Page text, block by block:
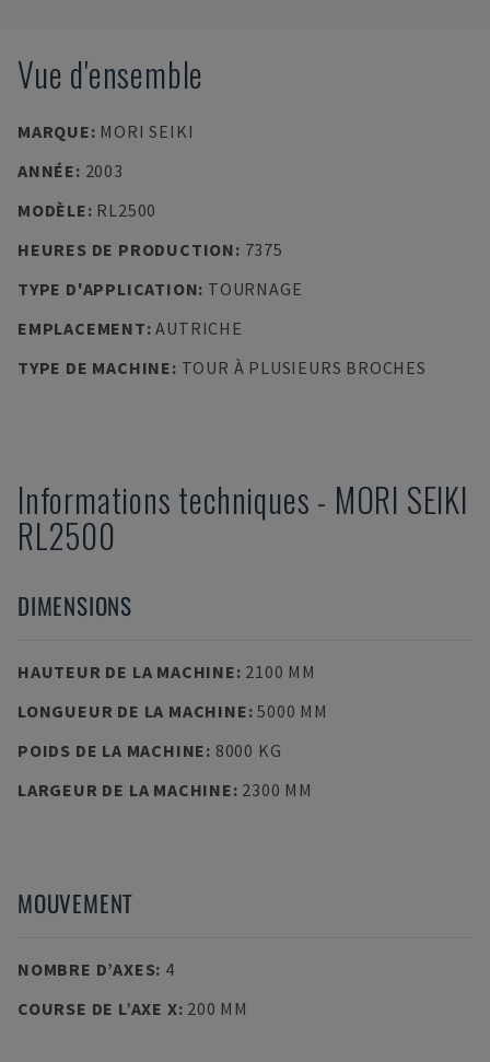
Vue d'ensemble
MARQUE: MORI SEIKI
ANNÉE: 2003
MODÈLE: RL2500
HEURES DE PRODUCTION: 7375
TYPE D'APPLICATION: TOURNAGE
EMPLACEMENT:AUTRICHE
TYPE DE MACHINE: TOUR À PLUSIEURS BROCHES
Informations techniques - MORI SEIKI
RL2500
DIMENSIONS
HAUTEUR DE LA MACHINE: 2100 MM
LONGUEUR DE LA MACHINE:5000 MM
POIDS DE LA MACHINE: 8000 KG
LARGEUR DE LA MACHINE: 2300 MM
MOUVEMENT
NOMBRE D’AXES: 4
COURSE DE L’AXE X: 200 MM